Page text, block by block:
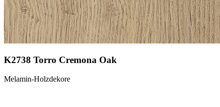
K2738 Torro Cremona Oak
Melamin-Holzdekore